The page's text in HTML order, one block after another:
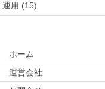
運用 (15)
ホーム
運営会社